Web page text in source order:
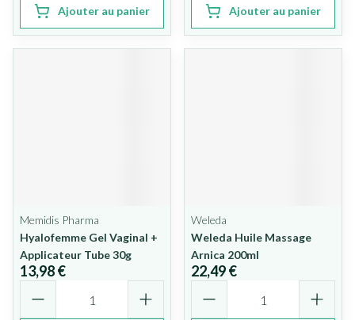
Ajouter au panier Ajouter au panier
Memidis Pharma
Hyalofemme Gel Vaginal +
Applicateur Tube 30g
13,98 €
Weleda
Weleda Huile Massage
Arnica 200ml
22,49 €